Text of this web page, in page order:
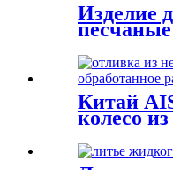
Изделие
чугуна
заказу
Китай
колесо
стали